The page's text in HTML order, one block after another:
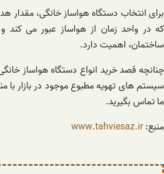
برای انتخاب دستگاه هواساز خانگی، مقدار
که در واحد زمان از هواساز عبور می کند
ساختمان، اهمیت دارد.
چنانچه قصد خرید انواع دستگاه هواساز
سیستم های تهویه مطبوع موجود در بازار با
ما تماس بگیرید.
منبع:www.tahviesaz.ir